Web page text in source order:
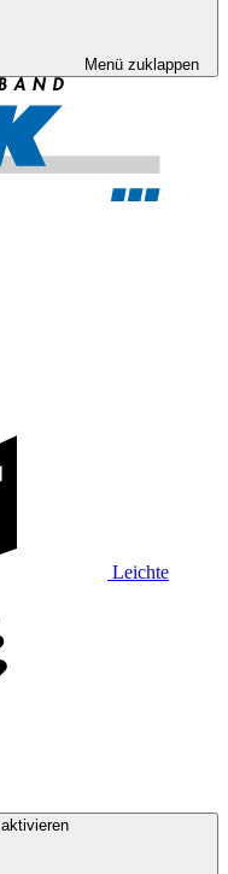
Menü zuklappen
Leichte
aktivieren